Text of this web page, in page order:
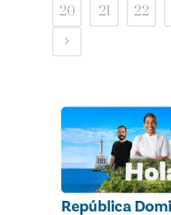
20
21 22